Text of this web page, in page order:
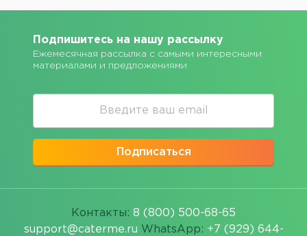
Подпишитесь на нашу рассылку
Ежемесячная рассылка с самыми интересными
материалами и предложениями
Подписаться
Контакты: 8 (800) 500-68-65
support@caterme.ru WhatsApp: +7 (929) 644-